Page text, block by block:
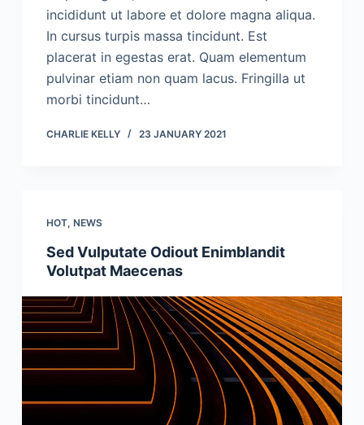
incididunt ut labore et dolore magna aliqua.
In cursus turpis massa tincidunt. Est
placerat in egestas erat. Quam elementum
pulvinar etiam non quam lacus. Fringilla ut
morbi tincidunt…
CHARLIE KELLY 23 JANUARY 2021
HOT, NEWS
Sed Vulputate Odiout Enimblandit
Volutpat Maecenas